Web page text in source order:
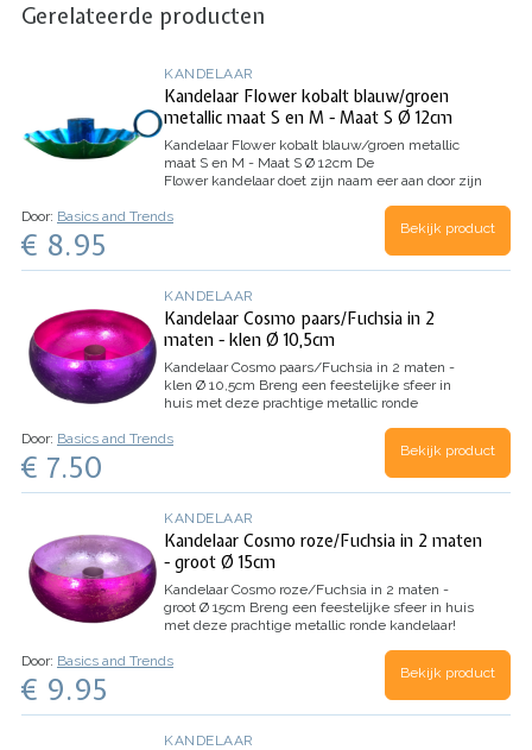
Gerelateerde producten
KANDELAAR
Kandelaar Flower kobalt blauw/groen
metallic maat S en M - Maat S Ø 12cm
Kandelaar Flower kobalt blauw/groen metallic
maat S en M - Maat S Ø 12cm De
Flower kandelaar doet zijn naam eer aan door zijn
te zien ! Zet er een aantal kandelaartjes in
verschillende kleuren bij elkaar en het lijkt…
Door: Basics and Trends
€ 8.95 Bekijk product
KANDELAAR
Kandelaar Cosmo paars/Fuchsia in 2
maten - klen Ø 10,5cm
Kandelaar Cosmo paars/Fuchsia in 2 maten -
klen Ø 10,5cm Breng een feestelijke sfeer in
huis met deze prachtige metallic ronde
maar het heeft een houdertje voor een kaars in
Door: Basics and Trends
€ 7.50 Bekijk product
KANDELAAR
Kandelaar Cosmo roze/Fuchsia in 2 maten
- groot Ø 15cm
Kandelaar Cosmo roze/Fuchsia in 2 maten -
groot Ø 15cm Breng een feestelijke sfeer in huis
met deze prachtige metallic ronde kandelaar!
heeft een houdertje voor een kaars in het
Door: Basics and Trends
€ 9.95 Bekijk product
KANDELAAR